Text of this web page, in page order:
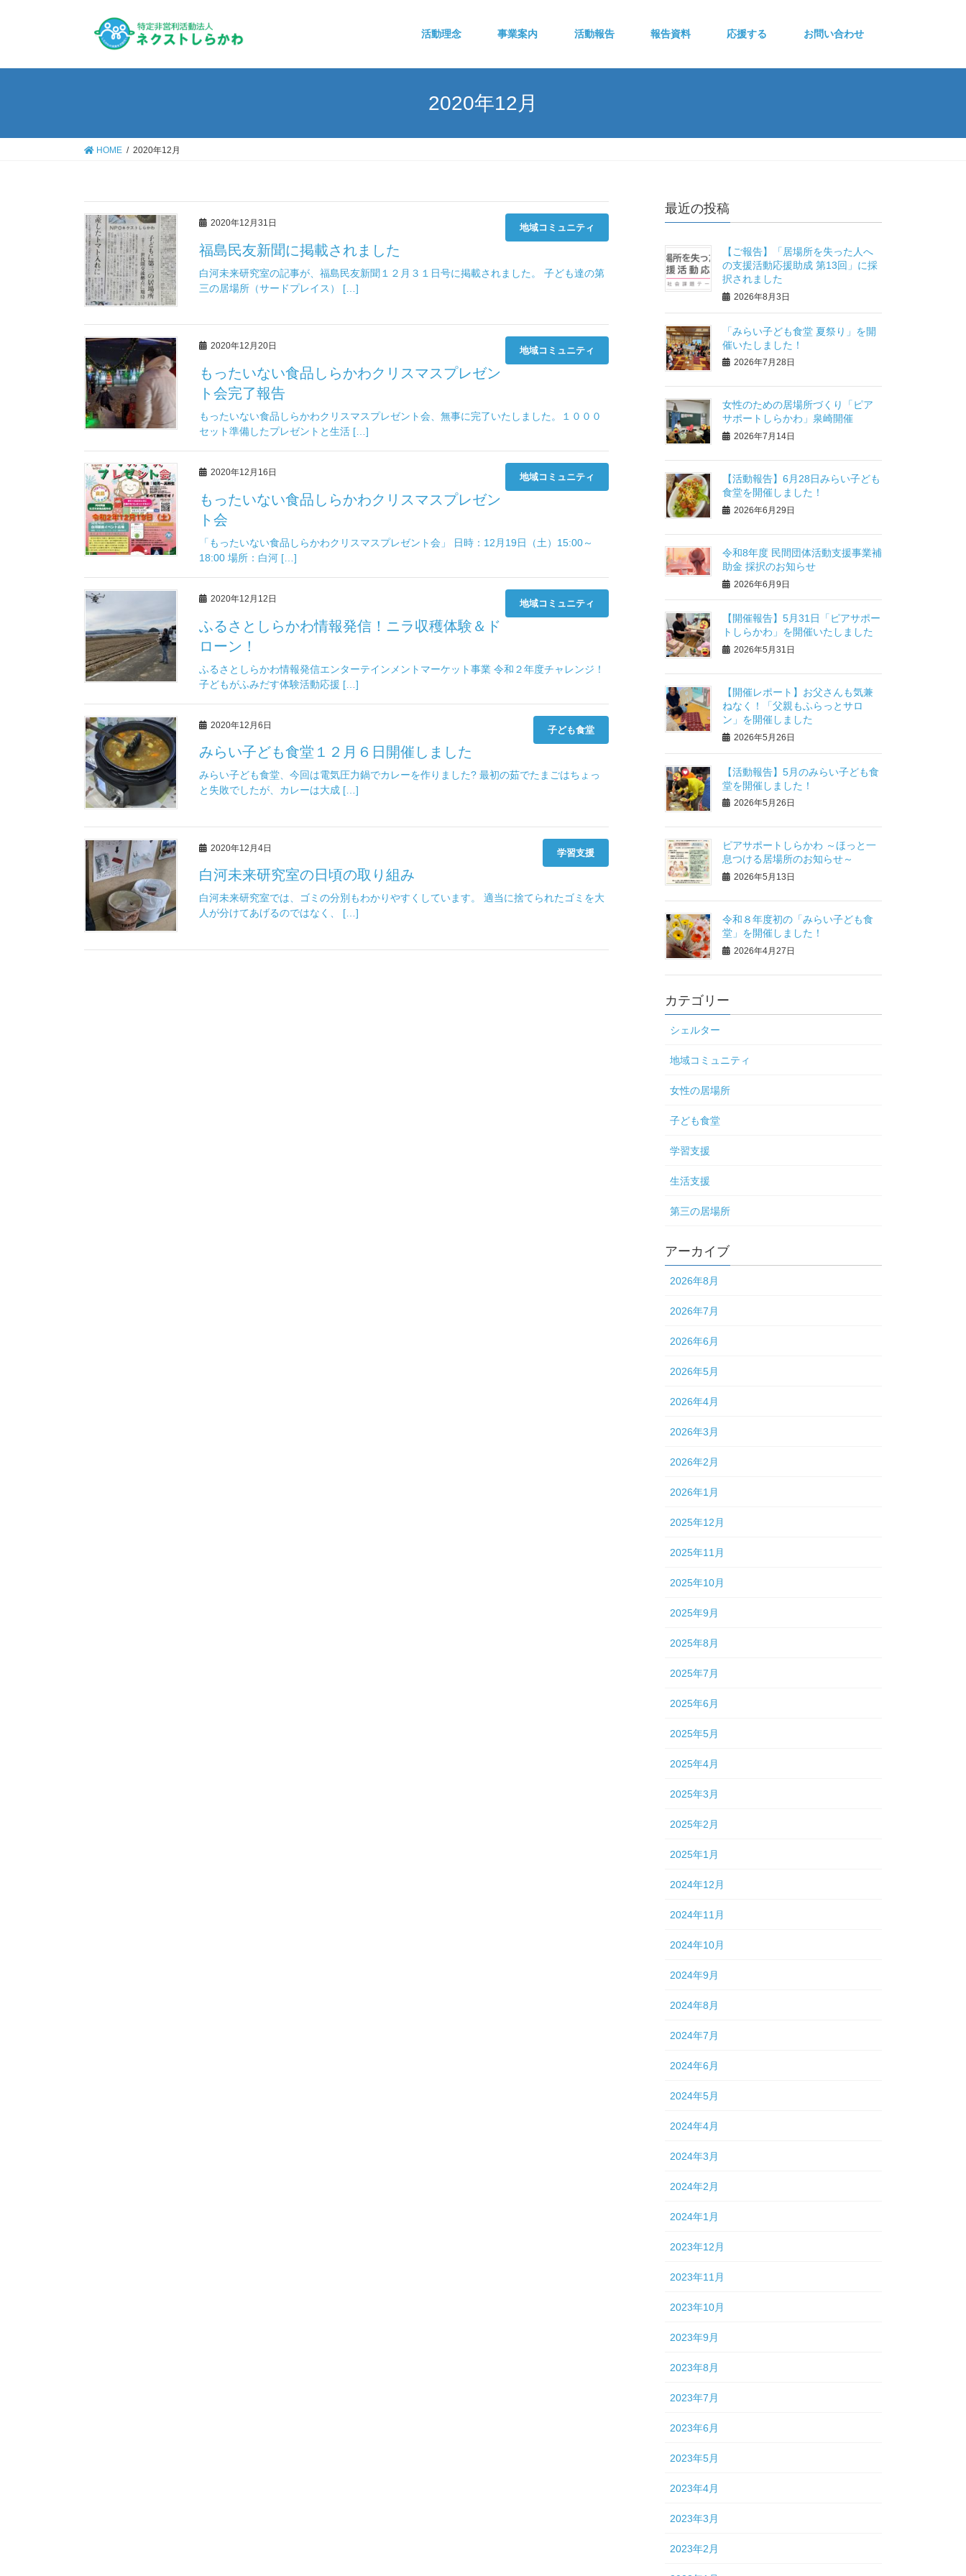
活動理念 事業案内 活動報告 報告資料 応援する お問い合わせ
2020年12月
HOME 2020年12月
2020年12月31日 地域コミュニティ
福島民友新聞に掲載されました
白河未来研究室の記事が、福島民友新聞１２月３１日号に掲載されました。 子ども達の第
三の居場所（サードプレイス） […]
2020年12月20日 地域コミュニティ
もったいない食品しらかわクリスマスプレゼン
ト会完了報告
もったいない食品しらかわクリスマスプレゼント会、無事に完了いたしました。１０００
セット準備したプレゼントと生活 […]
2020年12月16日 地域コミュニティ
もったいない食品しらかわクリスマスプレゼン
ト会
「もったいない食品しらかわクリスマスプレゼント会」 日時：12月19日（土）15:00～
18:00 場所：白河 […]
2020年12月12日 地域コミュニティ
ふるさとしらかわ情報発信！ニラ収穫体験＆ド
ローン！
ふるさとしらかわ情報発信エンターテインメントマーケット事業 令和２年度チャレンジ！
子どもがふみだす体験活動応援 […]
2020年12月6日 子ども食堂
みらい子ども食堂１２月６日開催しました
みらい子ども食堂、今回は電気圧力鍋でカレーを作りました? 最初の茹でたまごはちょっ
と失敗でしたが、カレーは大成 […]
2020年12月4日 学習支援
白河未来研究室の日頃の取り組み
白河未来研究室では、ゴミの分別もわかりやすくしています。 適当に捨てられたゴミを大
人が分けてあげるのではなく、 […]
最近の投稿
【ご報告】「居場所を失った人へ
の支援活動応援助成 第13回」に採
択されました
2026年8月3日
「みらい子ども食堂 夏祭り」を開
催いたしました！
2026年7月28日
女性のための居場所づくり「ピア
サポートしらかわ」泉崎開催
2026年7月14日
【活動報告】6月28日みらい子ども
食堂を開催しました！
2026年6月29日
令和8年度 民間団体活動支援事業補
助金 採択のお知らせ
2026年6月9日
【開催報告】5月31日「ピアサポー
トしらかわ」を開催いたしました
2026年5月31日
【開催レポート】お父さんも気兼
ねなく！「父親もふらっとサロ
ン」を開催しました
2026年5月26日
【活動報告】5月のみらい子ども食
堂を開催しました！
2026年5月26日
ピアサポートしらかわ ～ほっと一
息つける居場所のお知らせ～
2026年5月13日
令和８年度初の「みらい子ども食
堂」を開催しました！
2026年4月27日
カテゴリー
シェルター
地域コミュニティ
女性の居場所
子ども食堂
学習支援
生活支援
第三の居場所
アーカイブ
2026年8月
2026年7月
2026年6月
2026年5月
2026年4月
2026年3月
2026年2月
2026年1月
2025年12月
2025年11月
2025年10月
2025年9月
2025年8月
2025年7月
2025年6月
2025年5月
2025年4月
2025年3月
2025年2月
2025年1月
2024年12月
2024年11月
2024年10月
2024年9月
2024年8月
2024年7月
2024年6月
2024年5月
2024年4月
2024年3月
2024年2月
2024年1月
2023年12月
2023年11月
2023年10月
2023年9月
2023年8月
2023年7月
2023年6月
2023年5月
2023年4月
2023年3月
2023年2月